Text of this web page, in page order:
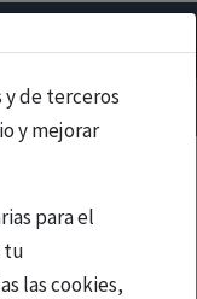
de terceros
y mejorar
para el
tu
las cookies,